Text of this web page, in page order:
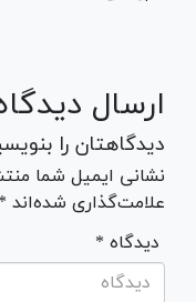
ارسال
دیدگاهتان را
نشانی ایمیل شما
علامت‌گذاری شده‌اند *
* دیدگاه